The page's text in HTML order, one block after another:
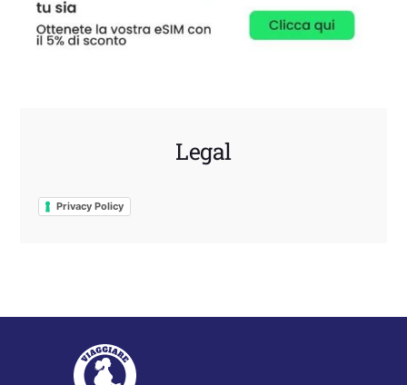
Legal
Privacy Policy